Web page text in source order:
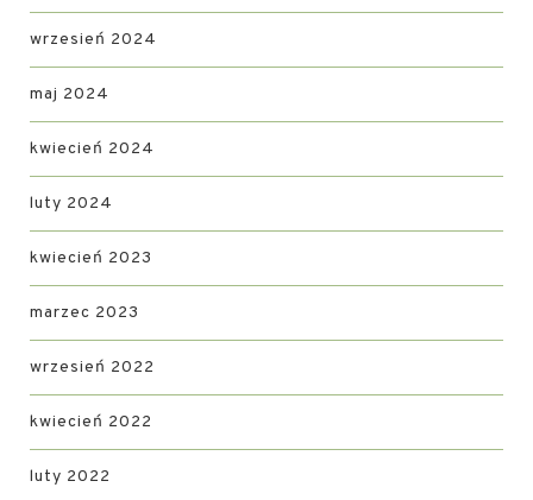
wrzesień 2024
maj 2024
kwiecień 2024
luty 2024
kwiecień 2023
marzec 2023
wrzesień 2022
kwiecień 2022
luty 2022